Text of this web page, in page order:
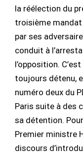
la réélection du
troisième
par ses
conduit à
l’opposition.
toujours détenu,
numéro deux du
Paris suite à des
sa détention.
Premier ministre
discours